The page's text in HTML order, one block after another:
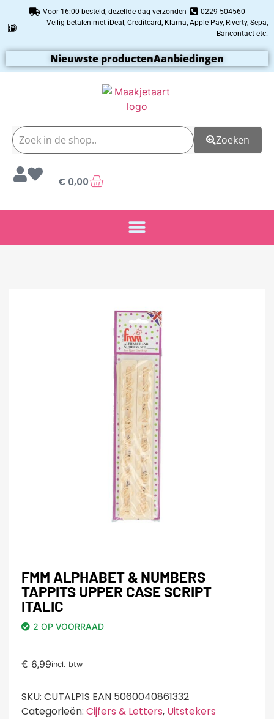
Voor 16:00 besteld, dezelfde dag verzonden
0229-504560
Veilig betalen met iDeal, Creditcard, Klarna, Apple Pay, Riverty, Sepa,
Bancontact etc.
Nieuwste productenAanbiedingen
Zoeken
€ 0,00
FMM ALPHABET & NUMBERS
TAPPITS UPPER CASE SCRIPT
ITALIC
2 OP VOORRAAD
€ 6,99incl. btw
SKU: CUTALP1S EAN 5060040861332
Categorieën: Cijfers & Letters, Uitstekers